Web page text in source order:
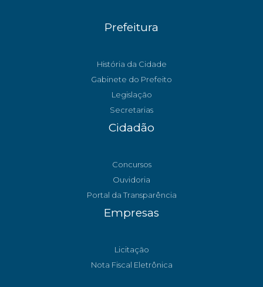
Prefeitura
História da Cidade
Gabinete do Prefeito
Legislação
Secretarias
Cidadão
Concursos
Ouvidoria
Portal da Transparência
Empresas
Licitação
Nota Fiscal Eletrônica